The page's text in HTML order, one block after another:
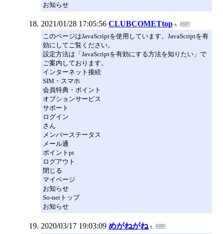
お知らせ
2021/01/28 17:05:56 CLUBCOMETtop
このページはJavaScriptを使用しています。JavaScriptを有
効にしてご覧ください。
設定方法は「JavaScriptを有効にする方法を知りたい」で
ご案内しております。
インターネット接続
SIM・スマホ
会員特典・ポイント
オプションサービス
サポート
ログイン
さん
メンバーステータス
メール通
ポイントpt
ログアウト
閉じる
マイページ
お知らせ
So-netトップ
お知らせ
2020/03/17 19:03:09 めがねがね